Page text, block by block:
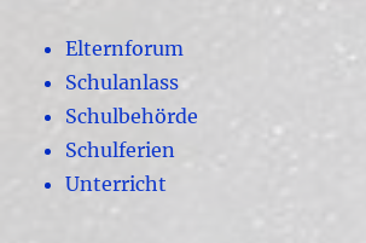
Elternforum
Schulanlass
Schulbehörde
Schulferien
Unterricht